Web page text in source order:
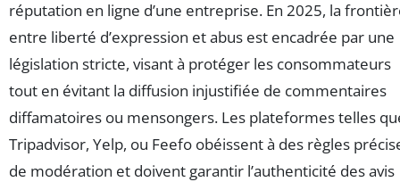
réputation en ligne d’une entreprise. En 2025, la
entre liberté d’expression et abus est encadrée par une
législation stricte, visant à protéger les consommateurs
tout en évitant la diffusion injustifiée de commentaires
diffamatoires ou mensongers. Les plateformes telles
Tripadvisor, Yelp, ou Feefo obéissent à des règles
de modération et doivent garantir l’authenticité des avis